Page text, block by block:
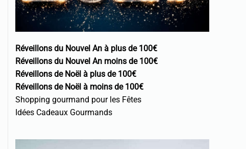
Réveillons du Nouvel An à plus de 100€
Réveillons du Nouvel An moins de 100€
Réveillons de Noël à plus de 100€
Réveillons de Noël à moins de 100€
Shopping gourmand pour les Fêtes
Idées Cadeaux Gourmands